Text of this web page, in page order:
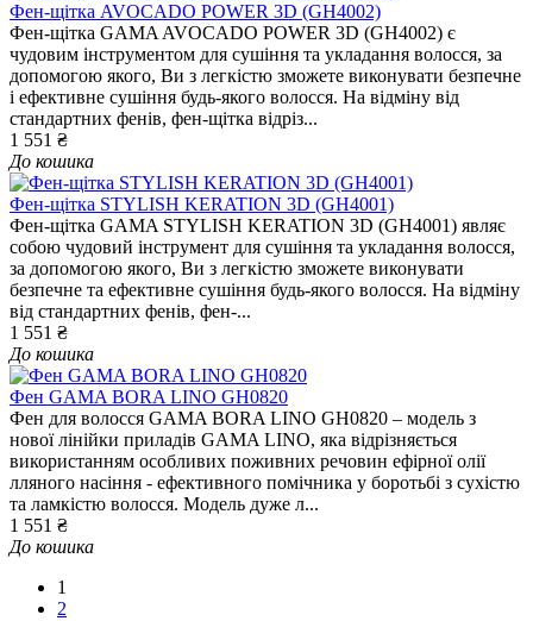
Фен-щітка AVOCADO POWER 3D (GH4002)
Фен-щітка GAMA AVOCADO POWER 3D (GH4002) є
чудовим інструментом для сушіння та укладання волосся, за
допомогою якого, Ви з легкістю зможете виконувати безпечне
і ефективне сушіння будь-якого волосся. На відміну від
стандартних фенів, фен-щітка відріз...
1 551 ₴
До кошика
Фен-щітка STYLISH KERATION 3D (GH4001)
Фен-щітка GAMA STYLISH KERATION 3D (GH4001) являє
собою чудовий інструмент для сушіння та укладання волосся,
за допомогою якого, Ви з легкістю зможете виконувати
безпечне та ефективне сушіння будь-якого волосся. На відміну
від стандартних фенів, фен-...
1 551 ₴
До кошика
Фен GAMA BORA LINO GH0820
Фен для волосся GAMA BORA LINO GH0820 – модель з
нової лінійки приладів GAMA LINO, яка відрізняється
використанням особливих поживних речовин ефірної олії
лляного насіння - ефективного помічника у боротьбі з сухістю
та ламкістю волосся. Модель дуже л...
1 551 ₴
До кошика
1
2